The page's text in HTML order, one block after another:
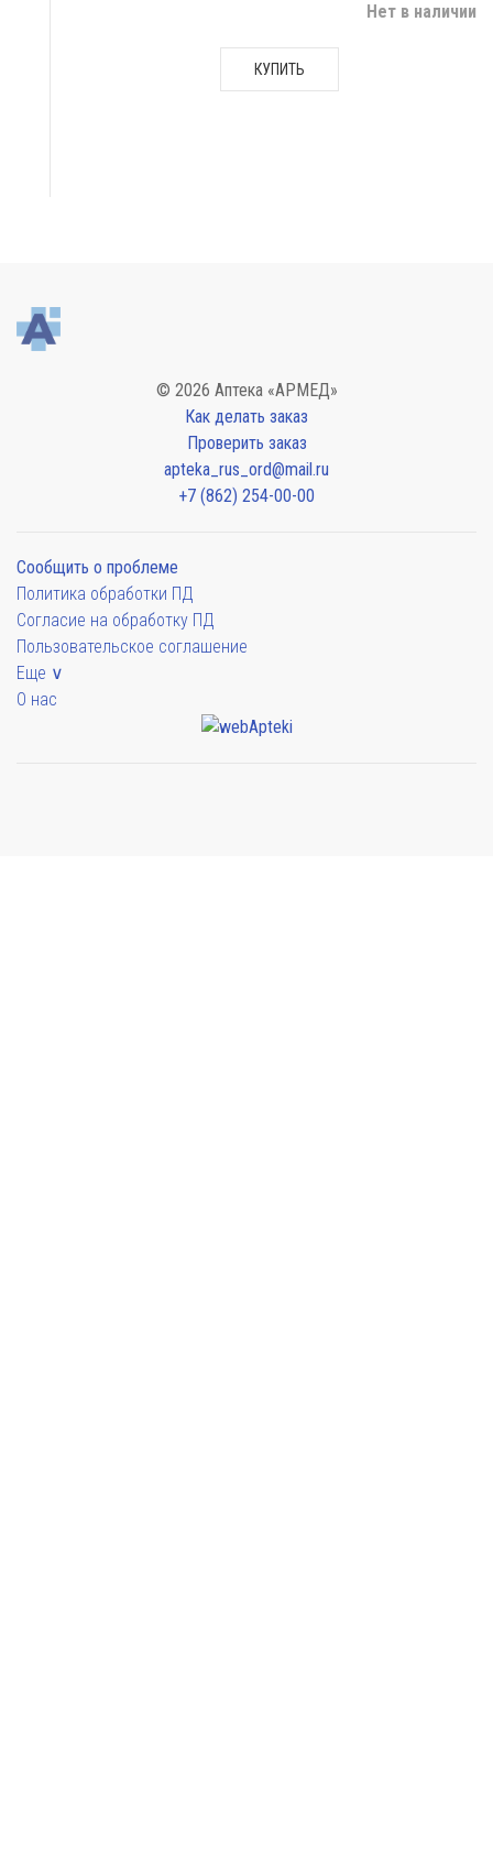
Нет в наличии
КУПИТЬ
© 2026 Аптека «АРМЕД»
Как делать заказ
Проверить заказ
apteka_rus_ord@mail.ru
+7 (862) 254-00-00
Сообщить о проблеме
Политика обработки ПД
Согласие на обработку ПД
Пользовательское соглашение
Еще ∨
О нас